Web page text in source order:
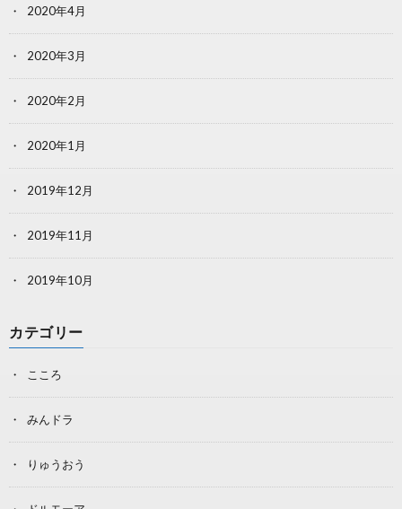
2020年4月
2020年3月
2020年2月
2020年1月
2019年12月
2019年11月
2019年10月
カテゴリー
こころ
みんドラ
りゅうおう